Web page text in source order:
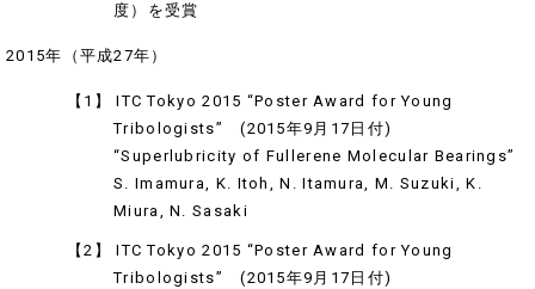
度）を受賞
2015年（平成27年）
【1】 ITC Tokyo 2015 “Poster Award for Young
Tribologists” (2015年9月17日付)
“Superlubricity of Fullerene Molecular Bearings”
S. Imamura, K. Itoh, N. Itamura, M. Suzuki, K.
Miura, N. Sasaki
【2】 ITC Tokyo 2015 “Poster Award for Young
Tribologists” (2015年9月17日付)